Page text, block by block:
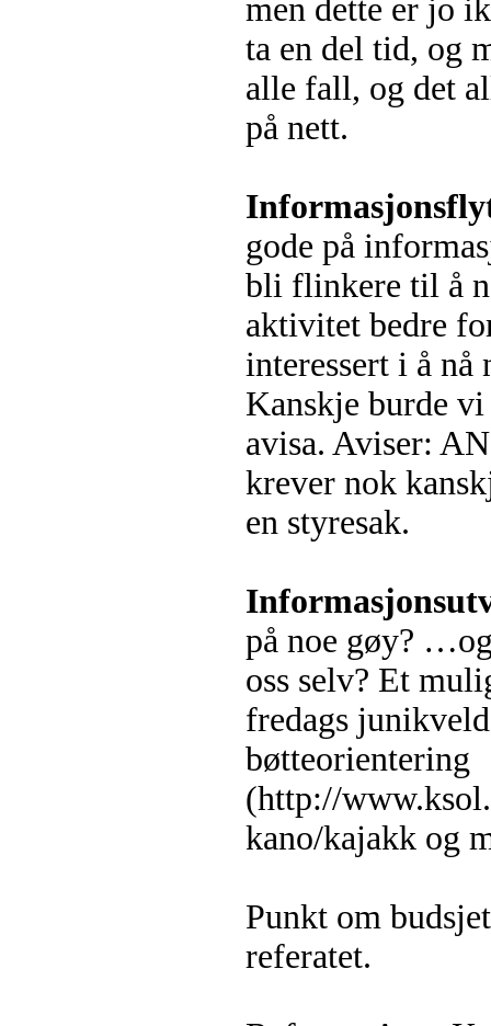
men dette er jo
ta en del tid, og
alle fall, og det
på nett.
gode på
bli flinkere til å
aktivitet bedre
interessert i å nå
Kanskje burde vi
avisa. Aviser:
krever nok
en styresak.
på noe gøy?
oss selv? Et
fredags
bøtteorientering
(http://
kano/kajakk og
Punkt om
referatet.